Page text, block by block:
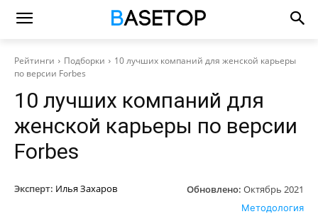
Рейтинги Подборки
10 лучших компаний для женской карьеры
по версии Forbes
10 лучших компаний для
женской карьеры по версии
Forbes
Эксперт: Илья Захаров Обновлено: Октябрь 2021
Методология